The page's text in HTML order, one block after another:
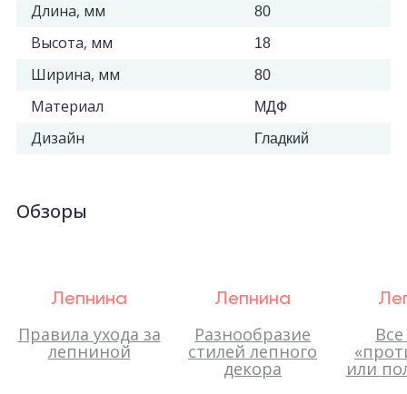
Длина, мм 80
Высота, мм 18
Ширина, мм 80
Материал МДФ
Дизайн Гладкий
Обзоры
Лепнина
Правила ухода за
лепниной
Лепнина
Разнообразие
стилей лепного
декора или